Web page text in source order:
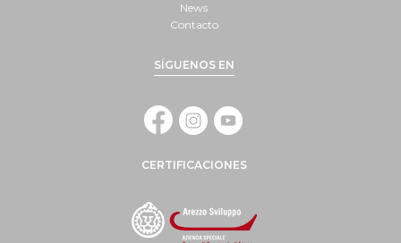
News
Contacto
SÍGUENOS EN
CERTIFICACIONES